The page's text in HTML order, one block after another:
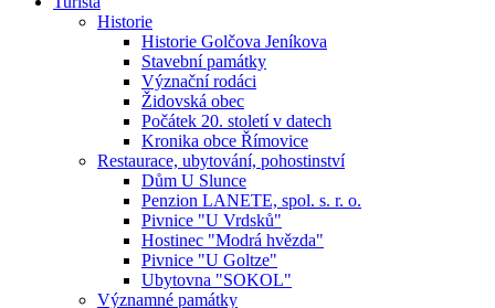
Historie
Historie Golčova Jeníkova
Stavební památky
Význační rodáci
Židovská obec
Počátek 20. století v datech
Kronika obce Římovice
Restaurace, ubytování, pohostinství
Dům U Slunce
Penzion LANETE, spol. s. r. o.
Pivnice "U Vrdsků"
Hostinec "Modrá hvězda"
Pivnice "U Goltze"
Ubytovna "SOKOL"
Významné památky